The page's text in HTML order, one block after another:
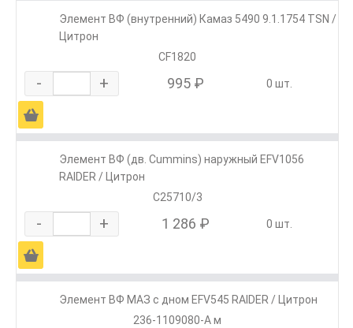
Элемент ВФ (внутренний) Камаз 5490 9.1.1754 TSN /
Цитрон
CF1820
- + 995 ₽ 0 шт.
Ä
Элемент ВФ (дв. Cummins) наружный EFV1056
RAIDER / Цитрон
C25710/3
- + 1 286 ₽ 0 шт.
Ä
Элемент ВФ МАЗ с дном EFV545 RAIDER / Цитрон
236-1109080-А м